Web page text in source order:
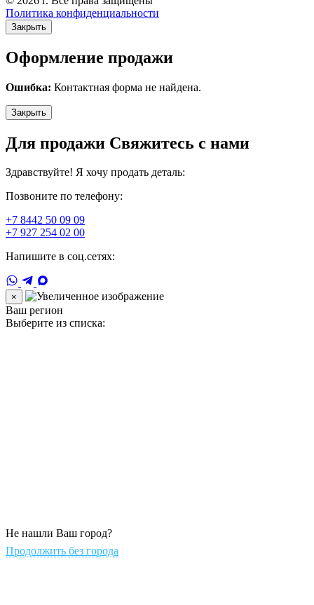
Политика конфиденциальности
Закрыть
Оформление продажи
Ошибка: Контактная форма не найдена.
Закрыть
Для продажи Свяжитесь с нами
Здравствуйте! Я хочу продать деталь:
Позвоните по телефону:
+7 8442 50 09 09
+7 927 254 02 00
Напишите в соц.сетях:
×
Ваш регион
Выберите из списка:
Не нашли Ваш город?
Продолжить без города